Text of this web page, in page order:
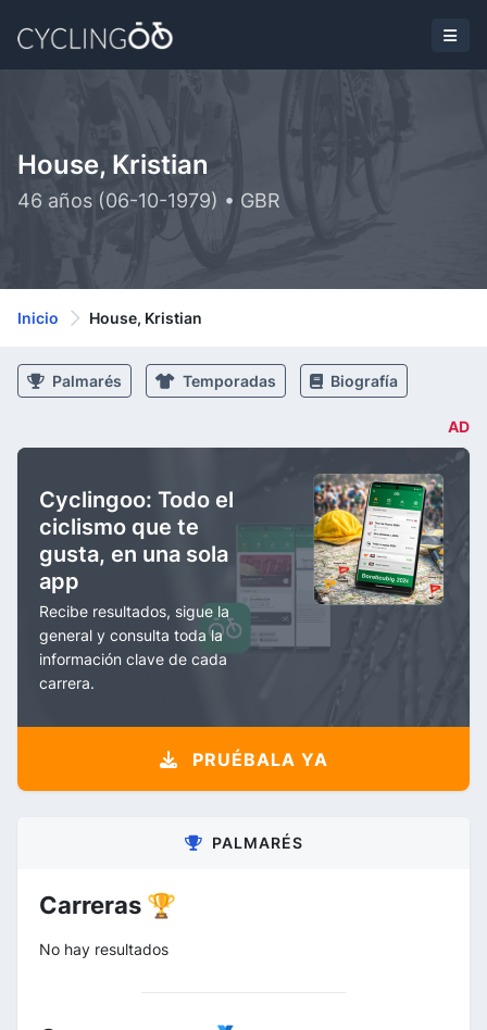
House, Kristian
46 años (06-10-1979) • GBR
Inicio House, Kristian
Palmarés Temporadas Biografía
AD
Cyclingoo: Todo el
ciclismo que te
gusta, en una sola
app
Recibe resultados, sigue la
general y consulta toda la
información clave de cada
carrera.
PRUÉBALA YA
PALMARÉS
Carreras 🏆
No hay resultados